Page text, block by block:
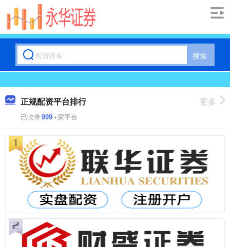
搜索
正规配资平台排行
已收录999+家平台
更多